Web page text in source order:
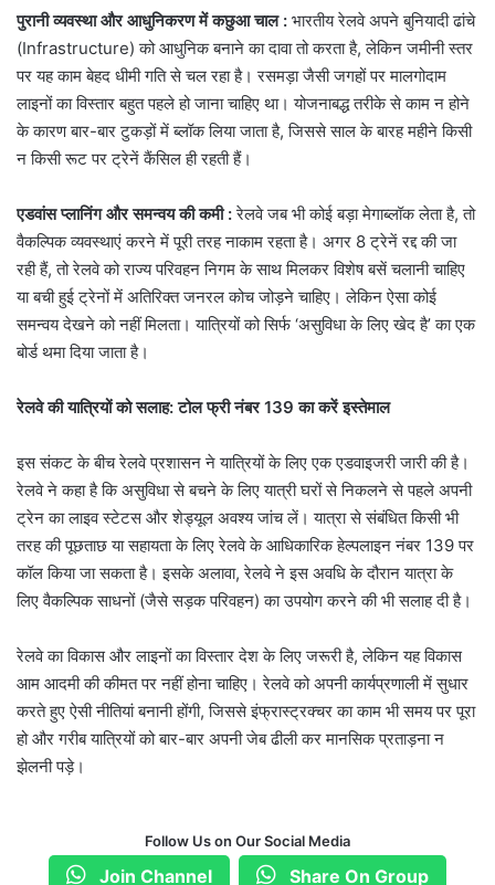
पुरानी व्यवस्था और आधुनिकरण में कछुआ चाल : भारतीय रेलवे अपने बुनियादी ढांचे
(Infrastructure) को आधुनिक बनाने का दावा तो करता है, लेकिन जमीनी स्तर
पर यह काम बेहद धीमी गति से चल रहा है। रसमड़ा जैसी जगहों पर मालगोदाम
लाइनों का विस्तार बहुत पहले हो जाना चाहिए था। योजनाबद्ध तरीके से काम न होने
के कारण बार-बार टुकड़ों में ब्लॉक लिया जाता है, जिससे साल के बारह महीने किसी
न किसी रूट पर ट्रेनें कैंसिल ही रहती हैं।
एडवांस प्लानिंग और समन्वय की कमी :रेलवे जब भी कोई बड़ा मेगाब्लॉक लेता है, तो
वैकल्पिक व्यवस्थाएं करने में पूरी तरह नाकाम रहता है। अगर 8 ट्रेनें रद्द की जा
रही हैं, तो रेलवे को राज्य परिवहन निगम के साथ मिलकर विशेष बसें चलानी चाहिए
या बची हुई ट्रेनों में अतिरिक्त जनरल कोच जोड़ने चाहिए। लेकिन ऐसा कोई
समन्वय देखने को नहीं मिलता। यात्रियों को सिर्फ ‘असुविधा के लिए खेद है’ का एक
बोर्ड थमा दिया जाता है।
रेलवे की यात्रियों को सलाह: टोल फ्री नंबर 139 का करें इस्तेमाल
इस संकट के बीच रेलवे प्रशासन ने यात्रियों के लिए एक एडवाइजरी जारी की है।
रेलवे ने कहा है कि असुविधा से बचने के लिए यात्री घरों से निकलने से पहले अपनी
ट्रेन का लाइव स्टेटस और शेड्यूल अवश्य जांच लें। यात्रा से संबंधित किसी भी
तरह की पूछताछ या सहायता के लिए रेलवे के आधिकारिक हेल्पलाइन नंबर 139 पर
कॉल किया जा सकता है। इसके अलावा, रेलवे ने इस अवधि के दौरान यात्रा के
लिए वैकल्पिक साधनों (जैसे सड़क परिवहन) का उपयोग करने की भी सलाह दी है।
रेलवे का विकास और लाइनों का विस्तार देश के लिए जरूरी है, लेकिन यह विकास
आम आदमी की कीमत पर नहीं होना चाहिए। रेलवे को अपनी कार्यप्रणाली में सुधार
करते हुए ऐसी नीतियां बनानी होंगी, जिससे इंफ्रास्ट्रक्चर का काम भी समय पर पूरा
हो और गरीब यात्रियों को बार-बार अपनी जेब ढीली कर मानसिक प्रताड़ना न
झेलनी पड़े।
Follow Us on Our Social Media
Join Channel Share On Group